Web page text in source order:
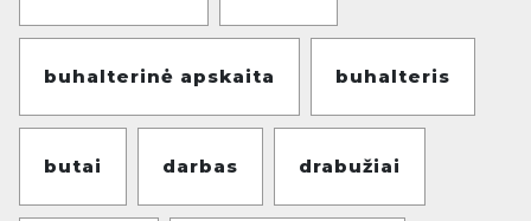
buhalterinė apskaita buhalteris
butai darbas drabužiai